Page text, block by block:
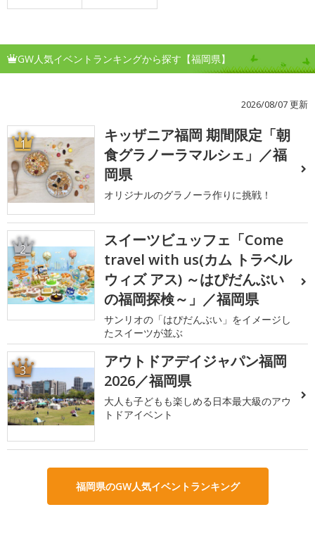
GW人気イベントランキングから探す【福岡県】
2026/08/07 更新
1
キッザニア福岡 期間限定「朝
食グラノーラマルシェ」／福
岡県
オリジナルのグラノーラ作りに挑戦！
2
スイーツビュッフェ「Come
travel with us(カム トラベル
ウィズ アス) ～はぴだんぶい
の福岡探検～」／福岡県
サンリオの「はぴだんぶい」をイメージし
たスイーツが並ぶ
3
アウトドアデイジャパン福岡
2026／福岡県
大人も子どもも楽しめる日本最大級のアウ
トドアイベント
福岡県のGW人気イベントランキング